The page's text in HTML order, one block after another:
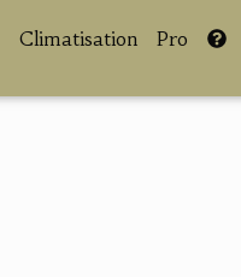
Climatisation Pro